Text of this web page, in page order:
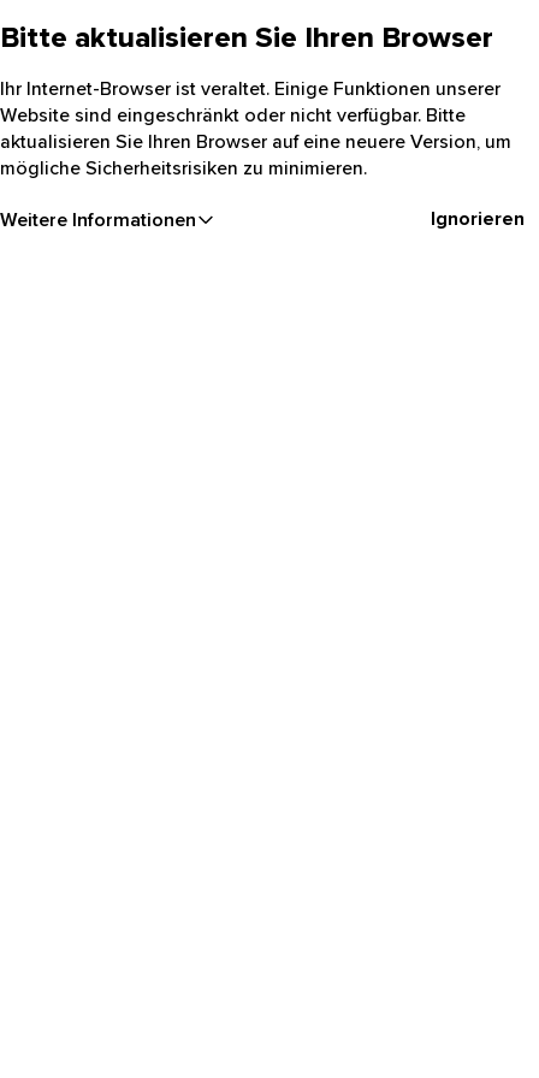
Bitte aktualisieren Sie Ihren Browser
Ihr Internet-Browser ist veraltet. Einige Funktionen unserer
Website sind eingeschränkt oder nicht verfügbar. Bitte
aktualisieren Sie Ihren Browser auf eine neuere Version, um
mögliche Sicherheitsrisiken zu minimieren.
Weitere Informationen Ignorieren